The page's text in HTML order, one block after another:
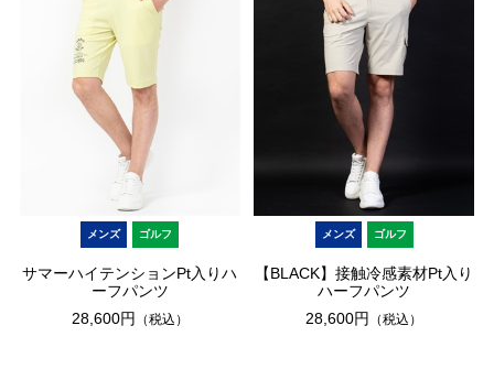
メンズ ゴルフ
サマーハイテンションPt入りハ
ーフパンツ
28,600円
（税込）
メンズ ゴルフ
【BLACK】接触冷感素材Pt入り
ハーフパンツ
28,600円
（税込）